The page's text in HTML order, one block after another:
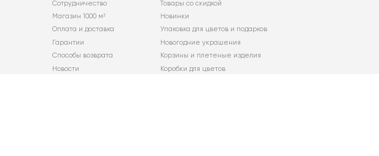
Сотрудничество
Магазин 1000 м²
Оплата и доставка
Гарантии
Способы возврата
Новости
Товары со скидкой
Новинки
Упаковка для цветов и подарков
Новогодние украшения
Корзины и плетеные изделия
Коробки для цветов